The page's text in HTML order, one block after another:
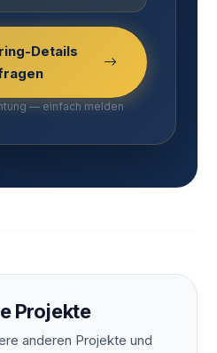
Details
— einfach melden
Projekte
anderen Projekte und